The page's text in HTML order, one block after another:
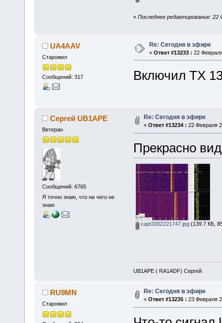
« Последнее редактирование: 22
UA4AAV
Старожил
Сообщений: 317
Re: Сегодня в эфире
« Ответ #13233 : 22
Включил ТХ
Сергей UB1APE
Ветеран
Сообщений: 6765
Я точно знаю, что ни чего не
знаю
Re: Сегодня в эфире
« Ответ #13234 : 22 Февраля
Прекрасно
capt2002221747.jpg(139.7 КБ,
UB1APE ( RA1ADF) Сергей.
RU9MN
Старожил
Re: Сегодня в эфире
« Ответ #13235 : 23 Февраля